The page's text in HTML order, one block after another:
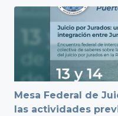
Mesa Federal de
las actividades